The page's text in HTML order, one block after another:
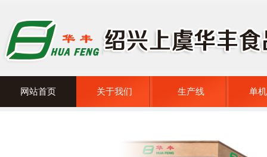
网站首页 关于我们 生产线 单